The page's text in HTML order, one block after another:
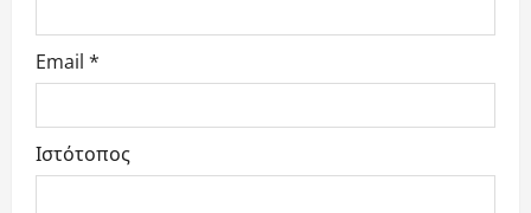
Email *
Ιστότοπος